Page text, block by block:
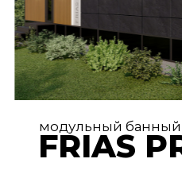
модульный банный комплекс
TISAN LUXE